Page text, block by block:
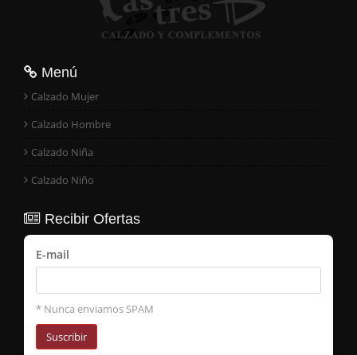
Menú
Calzado Mujer
Calzado Hombre
Calzado Niña
Calzado Niño
Recibir Ofertas
E-mail
* Nunca enviamos SPAM
Suscribir